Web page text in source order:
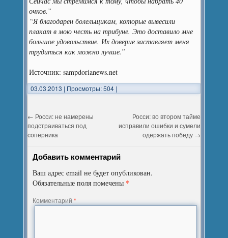
очков.”
“Я благодарен болельщикам, которые вывесили
плакат в мою честь на трибуне. Это доставило мне
большое удовольствие. Их доверие заставляет меня
трудиться как можно лучше.”
Источник: sampdorianews.net
03.03.2013 | Просмотры: 504 |
← Росси: не намерены
подстраиваться под
соперника
Росси: во втором тайме
исправили ошибки и сумели
одержать победу →
Добавить комментарий
Ваш адрес email не будет опубликован.
Обязательные поля помечены *
Комментарий*